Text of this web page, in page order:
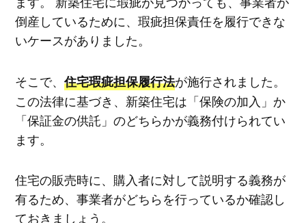
倒産しているために、瑕疵担保責任を履行できな
いケースがありました。
そこで、住宅瑕疵担保履行法が施行されました。
この法律に基づき、新築住宅は「保険の加入」か
「保証金の供託」のどちらかが義務付けられてい
ます。
住宅の販売時に、購入者に対して説明する義務が
有るため、事業者がどちらを行っているか確認し
ておきましょう。